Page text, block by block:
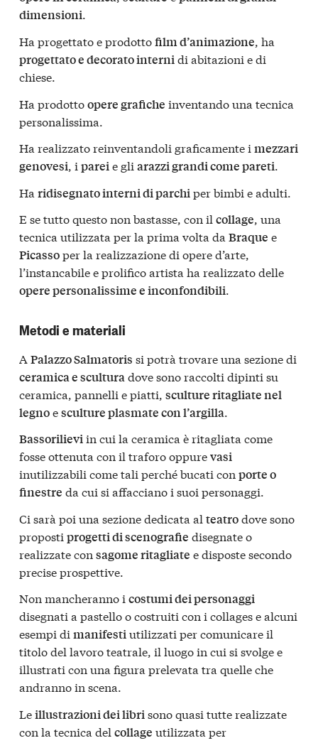
dimensioni.
Ha progettato e prodottofilm d’animazione, ha
progettato e decorato internidi abitazioni e di
chiese.
Ha prodottoopere grafiche inventando una tecnica
personalissima.
Ha realizzato reinventandoli graficamente i mezzari
genovesi, i pareie gli arazzi grandi come pareti.
Ha ridisegnato interni di parchiper bimbi e adulti.
E se tutto questo non bastasse, con il collage, una
tecnica utilizzata per la prima volta da Braque e
Picassoper la realizzazione di opere d’arte,
l’instancabile e prolifico artista ha realizzato delle
opere personalissime e inconfondibili.
Metodi e materiali
A Palazzo Salmatoris si potrà trovare una sezione di
ceramica e scultura dove sono raccolti dipinti su
ceramica, pannelli e piatti, sculture ritagliate nel
legnoesculture plasmate con l’argilla
Bassorilieviin cui la ceramica è ritagliata come
fosse ottenuta con il traforo oppurevasi
inutilizzabili come tali perché bucati con porte o
finestre da cui si affacciano i suoi personaggi.
Ci sarà poi una sezione dedicata al teatrodove sono
proposti progetti di scenografie disegnate o
realizzate con sagome ritagliate e disposte secondo
precise prospettive.
Non mancheranno i costumi dei personaggi
disegnati a pastello o costruiti con i collages e alcuni
esempi di manifestiutilizzati per comunicare il
titolo del lavoro teatrale, il luogo in cui si svolge e
illustrati con una figura prelevata tra quelle che
andranno in scena.
Leillustrazioni dei librisono quasi tutte realizzate
con la tecnica del collage utilizzata per